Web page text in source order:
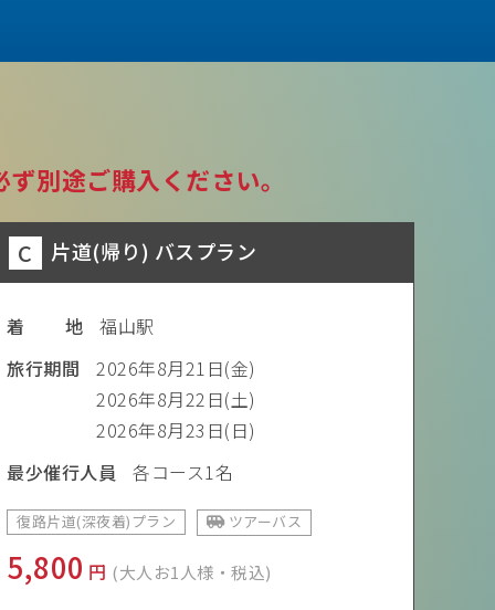
別途ご購入ください。
C 片道(帰り) バスプラン
着 地
福山駅
旅行期間
2026年8月21日(金)
2026年8月22日(土)
2026年8月23日(日)
最少催行人員
各コース1名
復路片道(深夜着)プラン ツアーバス
5,800 円 (大人お1人様・税込)